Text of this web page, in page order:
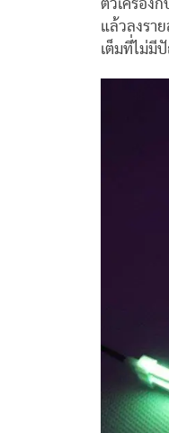
ตัวเครื่อง
แล้วลงรา
เต็มที่ไม่มี